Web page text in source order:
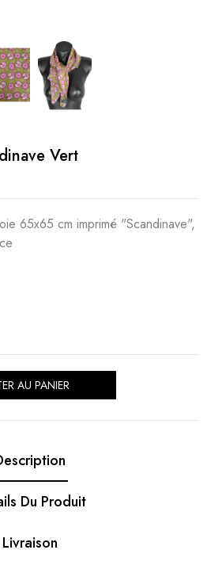
Vert
65x65 cm imprimé "Scandinave",
AU PANIER
Du Produit
Livraison